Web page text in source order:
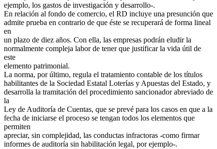
ejemplo, los gastos de investigación y desarrollo-.
En relación al fondo de comercio, el RD incluye una presunción que
admite prueba en contrario de que éste se recuperará de forma lineal
en
un plazo de diez años. Con ella, las empresas podrán eludir la
normalmente compleja labor de tener que justificar la vida útil de
este
elemento patrimonial.
La norma, por último, regula el tratamiento contable de los títulos
habilitantes de la Sociedad Estatal Loterías y Apuestas del Estado, y
desarrolla la tramitación del procedimiento sancionador abreviado de
la
Ley de Auditoría de Cuentas, que se prevé para los casos en que a la
fecha de iniciarse el proceso se tengan todos los elementos que
permiten
apreciar, sin complejidad, las conductas infractoras -como firmar
informes de auditoría sin habilitación legal, por ejemplo-.